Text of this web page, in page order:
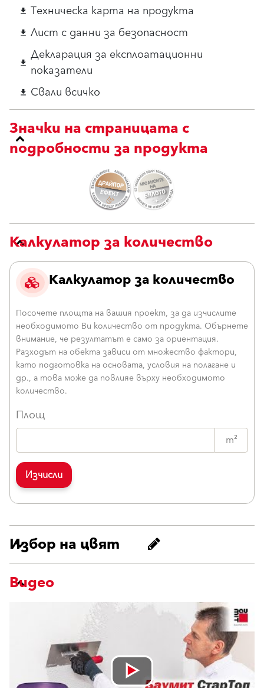
download Техническа карта на продукта
download Лист с данни за безопасност
download Декларация за експлоатационни
показатели
download Свали всичко
Значки на страницата с
подробности за продукта
Калкулатор за количество
Калкулатор за количество
Посочете площта на вашия проект, за да изчислите
необходимото Ви количество от продукта. Обърнете
внимание, че резултатът е само за ориентация.
Разходът на обекта зависи от множество фактори,
като подготовка на основата, условия на полагане и
др., а това може да повлияе върху необходимото
количество.
Площ
m²
Изчисли
Избор на цвят
Видео